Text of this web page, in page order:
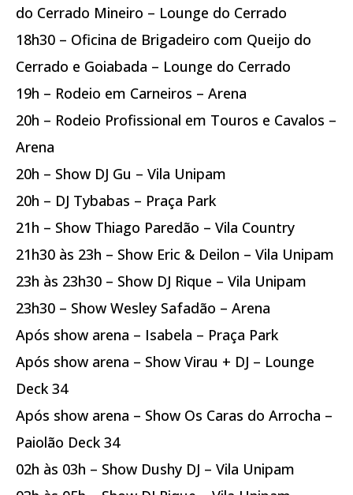
do Cerrado Mineiro – Lounge do Cerrado
18h30 – Oficina de Brigadeiro com Queijo do
Cerrado e Goiabada – Lounge do Cerrado
19h – Rodeio em Carneiros – Arena
20h – Rodeio Profissional em Touros e Cavalos –
Arena
20h – Show DJ Gu – Vila Unipam
20h – DJ Tybabas – Praça Park
21h – Show Thiago Paredão – Vila Country
21h30 às 23h – Show Eric & Deilon – Vila Unipam
23h às 23h30 – Show DJ Rique – Vila Unipam
23h30 – Show Wesley Safadão – Arena
Após show arena – Isabela – Praça Park
Após show arena – Show Virau + DJ – Lounge
Deck 34
Após show arena – Show Os Caras do Arrocha –
Paiolão Deck 34
02h às 03h – Show Dushy DJ – Vila Unipam